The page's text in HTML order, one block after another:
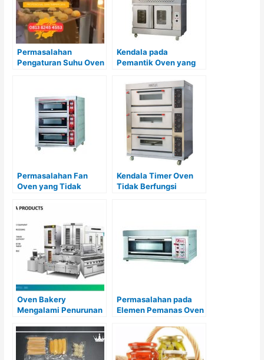
Permasalahan
Pengaturan Suhu Oven
Kendala pada
Pemantik Oven yang
Mengatasinya
Permasalahan Fan
Oven yang Tidak
Kendala Timer Oven
Tidak Berfungsi
Oven Bakery
Mengalami Penurunan
Masalahnya dan
Solusinya di Sini
Permasalahan pada
Elemen Pemanas Oven